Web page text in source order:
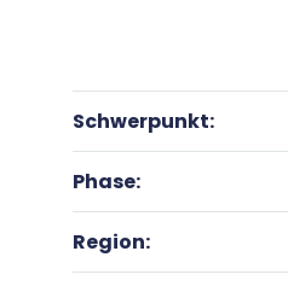
Schwerpunkt:
Phase:
Region: